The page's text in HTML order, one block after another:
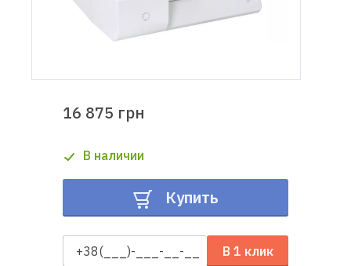
Доставка
Ремонт
техники
советы
Контакты
16 875 грн
В наличии
Купить
В 1 клик